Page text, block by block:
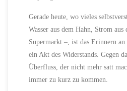
Gerade heute, wo vieles
Wasser aus dem Hahn, Strom aus
Supermarkt –, ist das Erinnern an
ein Akt des Widerstands. Gegen
Überfluss, der nicht mehr satt
immer zu kurz zu kommen.